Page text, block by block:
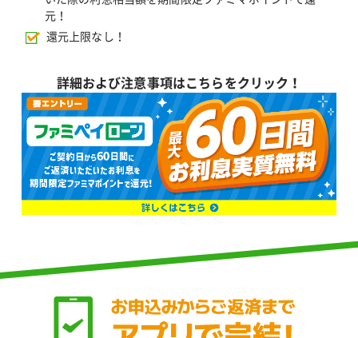
元！
還元上限なし！
詳細および注意事項はこちらをクリック！